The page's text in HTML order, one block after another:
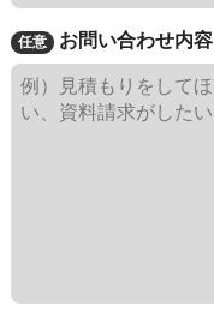
お問い合わせ内容